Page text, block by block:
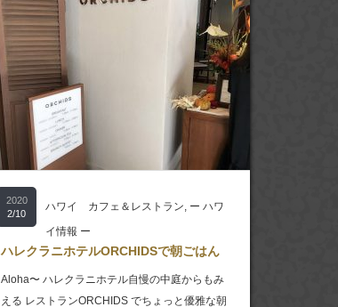
2020
2/10
ハワイ カフェ＆レストラン, ー ハワ
イ情報 ー
ハレクラニホテルORCHIDSで朝ごはん
Aloha〜 ハレクラニホテル自慢の中庭からもみ
える レストランORCHIDS でちょっと優雅な朝